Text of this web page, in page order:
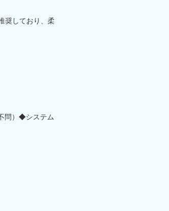
奨しており、柔
問）◆システム